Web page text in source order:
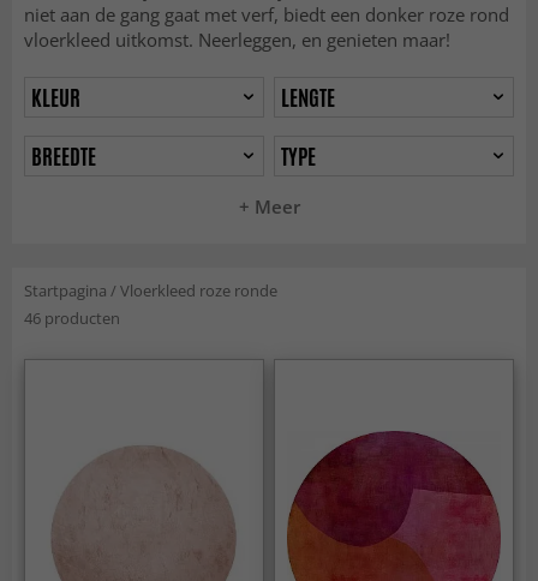
niet aan de gang gaat met verf, biedt een donker roze rond
vloerkleed uitkomst. Neerleggen, en genieten maar!
+ Meer
KLEUR
LENGTE
BREEDTE
TYPE
Startpagina /Vloerkleed roze ronde
46 producten